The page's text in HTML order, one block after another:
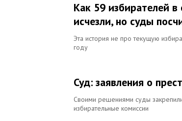
Как 59 избирателей
исчезли, но суды
Эта история не про текущую
году
Суд: заявления о
Своими решениями суды
избирательные комиссии